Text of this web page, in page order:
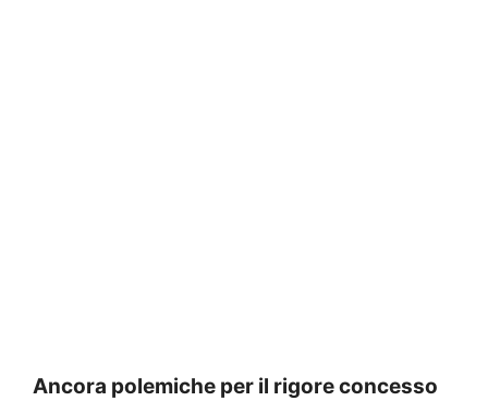
Ancora polemiche per il rigore concesso